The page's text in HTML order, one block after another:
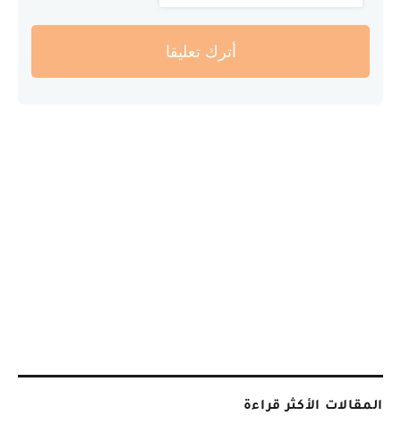
أترك تعليقا
المقالات الأكثر قراءة